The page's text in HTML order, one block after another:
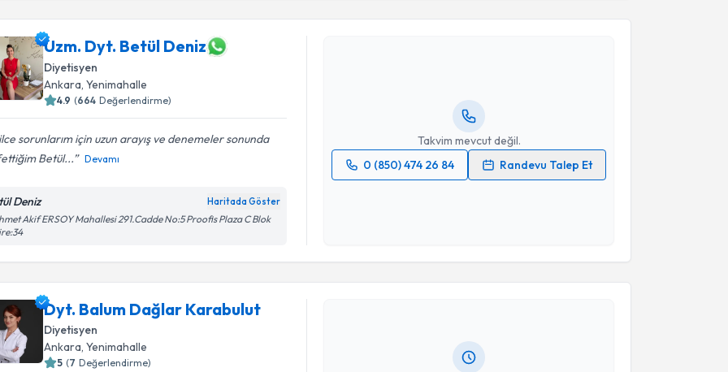
Uzm. Dyt. Betül Deniz
Diyetisyen
Ankara , Yenimahalle
4.9 (664 Değerlendirme)
sorunlarım için uzun arayış ve denemeler sonunda
Betül...
Devamı
Deniz Haritada Göster
Akif ERSOY Mahallesi 291.Cadde No:5 Proofis Plaza C Blok
Takvim mevcut değil.
0 (850) 474 26 84
Randevu Talep Et
Dyt. Balum Dağlar Karabulut
Diyetisyen
Ankara , Yenimahalle
5 (7 Değerlendirme)
Randevu Takvimi Talebi